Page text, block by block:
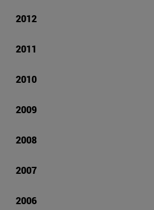
2012
2011
2010
2009
2008
2007
2006